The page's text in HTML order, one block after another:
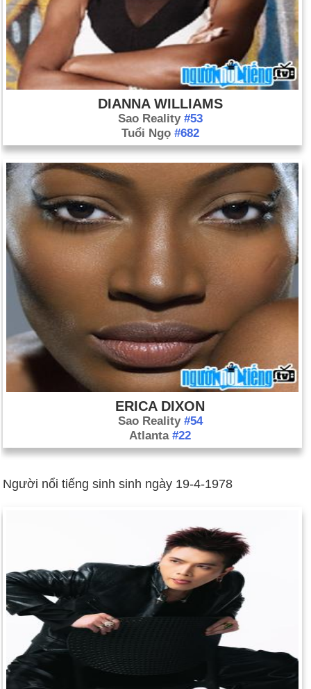
DIANNA WILLIAMS
Sao Reality #53
Tuổi Ngọ #682
ERICA DIXON
Sao Reality #54
Atlanta #22
Người nổi tiếng sinh sinh ngày 19-4-1978